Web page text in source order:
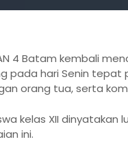
4 Batam kembali
pada hari Senin tepat
orang tua, serta
kelas XII dinyatakan
ini.